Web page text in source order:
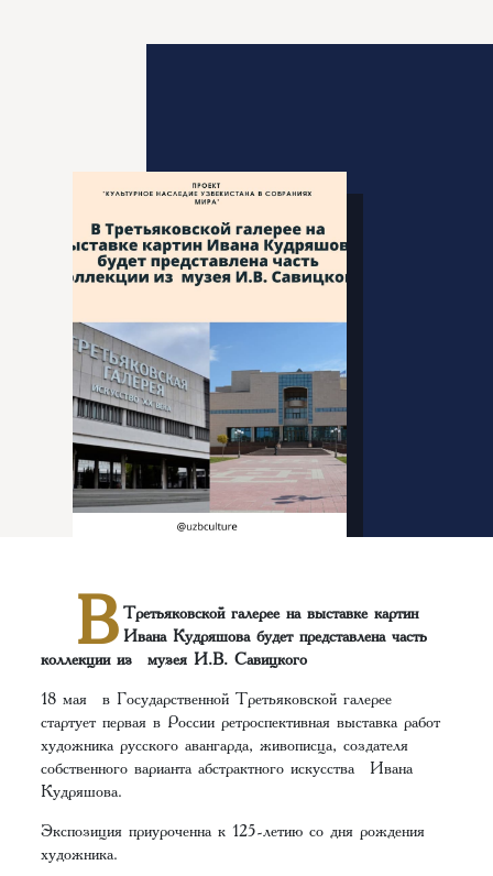
В Третьяковской галерее на выставке картин
Ивана Кудряшова будет представлена часть
коллекции из музея И.В. Савицкого
18 мая в Государственной Третьяковской галерее
стартует первая в России ретроспективная выставка работ
художника русского авангарда, живописца, создателя
собственного варианта абстрактного искусства Ивана
Кудряшова.
Экспозиция приуроченна к 125-летию со дня рождения
художника.